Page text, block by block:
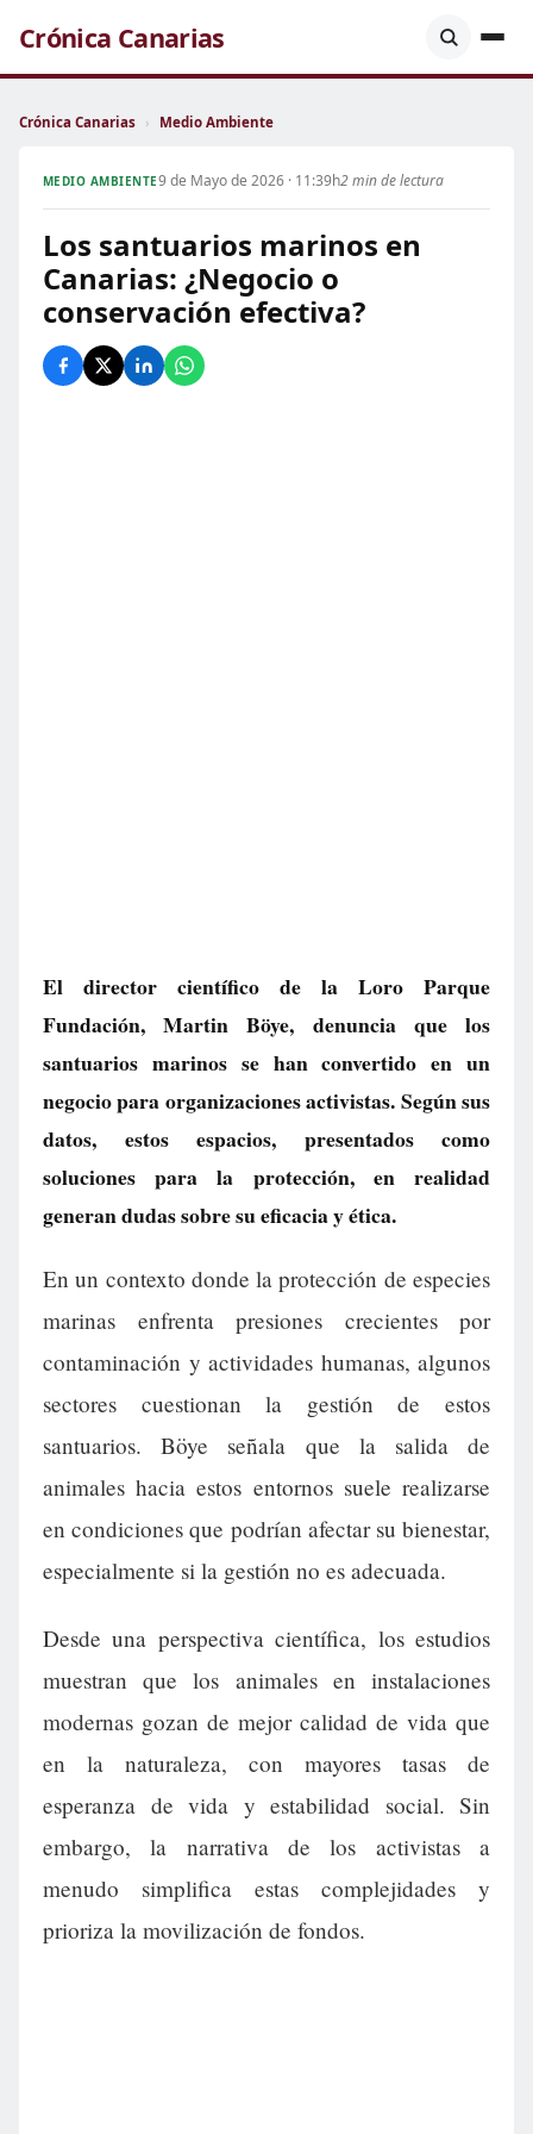
Crónica Canarias
Crónica Canarias › Medio Ambiente
MEDIO AMBIENTE9 de Mayo de 2026 · 11:39h2 min de lectura
Los santuarios marinos en
Canarias: ¿Negocio o
conservación efectiva?
El director científico de la Loro Parque
Fundación, Martin Böye, denuncia que los
santuarios marinos se han convertido en un
negocio para organizaciones activistas. Según sus
datos, estos espacios, presentados como
soluciones para la protección, en realidad
generan dudas sobre su eficacia y ética.
En un contexto donde la protección de especies
marinas enfrenta presiones crecientes por
contaminación y actividades humanas, algunos
sectores cuestionan la gestión de estos
santuarios. Böye señala que la salida de
animales hacia estos entornos suele realizarse
en condiciones que podrían afectar su bienestar,
especialmente si la gestión no es adecuada.
Desde una perspectiva científica, los estudios
muestran que los animales en instalaciones
modernas gozan de mejor calidad de vida que
en la naturaleza, con mayores tasas de
esperanza de vida y estabilidad social. Sin
embargo, la narrativa de los activistas a
menudo simplifica estas complejidades y
prioriza la movilización de fondos.